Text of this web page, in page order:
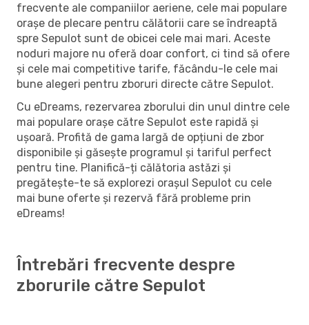
frecvente ale companiilor aeriene, cele mai populare
orașe de plecare pentru călătorii care se îndreaptă
spre Sepulot sunt de obicei cele mai mari. Aceste
noduri majore nu oferă doar confort, ci tind să ofere
și cele mai competitive tarife, făcându-le cele mai
bune alegeri pentru zboruri directe către Sepulot.
Cu eDreams, rezervarea zborului din unul dintre cele
mai populare orașe către Sepulot este rapidă și
ușoară. Profită de gama largă de opțiuni de zbor
disponibile și găsește programul și tariful perfect
pentru tine. Planifică-ți călătoria astăzi și
pregătește-te să explorezi orașul Sepulot cu cele
mai bune oferte și rezervă fără probleme prin
eDreams!
Întrebări frecvente despre
zborurile către Sepulot